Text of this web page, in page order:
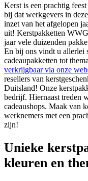
Kerst is een prachtig
bij dat werkgevers in
inzet van het afgelopen
uit! Kerstpakketten
jaar vele duizenden
En bij ons vindt u allerlei
cadeaupakketten tot
verkrijgbaar via onze
resellers van
Duitsland! Onze
bedrijf. Hiernaast treden
cadeaushops. Maak van
werknemers met een
zijn!
Unieke
kleuren en